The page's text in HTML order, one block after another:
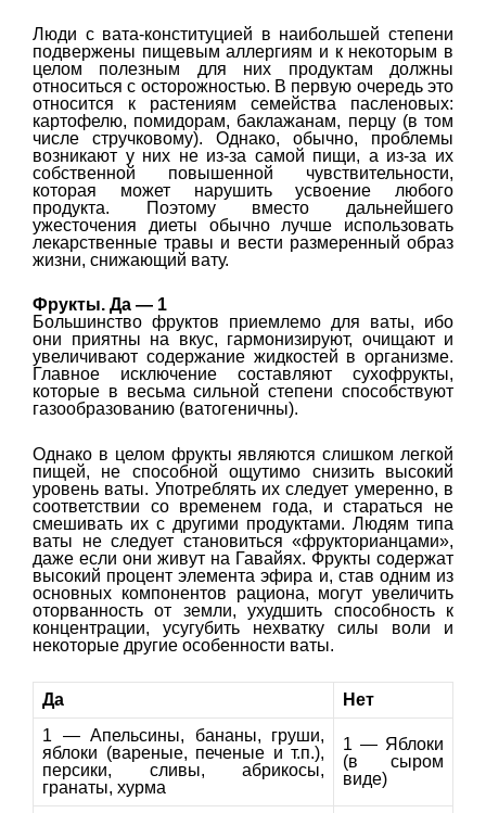
Люди с вата-конституцией в наибольшей степени
подвержены пищевым аллергиям и к некоторым в
целом полезным для них продуктам должны
относиться с осторожностью. В первую очередь это
относится к растениям семейства пасленовых:
картофелю, помидорам, баклажанам, перцу (в том
числе стручковому). Однако, обычно, проблемы
возникают у них не из-за самой пищи, а из-за их
собственной повышенной чувствительности,
которая может нарушить усвоение любого
продукта. Поэтому вместо дальнейшего
ужесточения диеты обычно лучше использовать
лекарственные травы и вести размеренный образ
жизни, снижающий вату.
Фрукты. Да — 1
Большинство фруктов приемлемо для ваты, ибо
они приятны на вкус, гармонизируют, очищают и
увеличивают содержание жидкостей в организме.
Главное исключение составляют сухофрукты,
которые в весьма сильной степени способствуют
газообразованию (ватогеничны).
Однако в целом фрукты являются слишком легкой
пищей, не способной ощутимо снизить высокий
уровень ваты. Употреблять их следует умеренно, в
соответствии со временем года, и стараться не
смешивать их с другими продуктами. Людям типа
ваты не следует становиться «фрукторианцами»,
даже если они живут на Гавайях. Фрукты содержат
высокий процент элемента эфира и, став одним из
основных компонентов рациона, могут увеличить
оторванность от земли, ухудшить способность к
концентрации, усугубить нехватку силы воли и
некоторые другие особенности ваты.
Да
Нет
1 — Апельсины, бананы, груши,
яблоки (вареные, печеные и т.п.),
персики, сливы, абрикосы,
гранаты, хурма
1 — Яблоки
(в сыром
виде)